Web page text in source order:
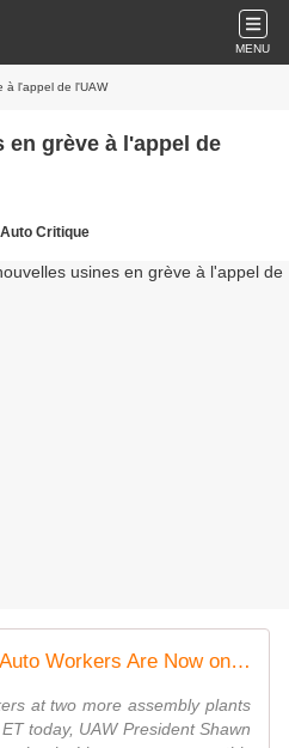
MENU
à l'appel de l'UAW
en grève à l'appel de
Critique
Twenty-Five Thousand Auto Workers Are Now on Strike at the Big 3
at two more assembly plants
today, UAW President Shawn